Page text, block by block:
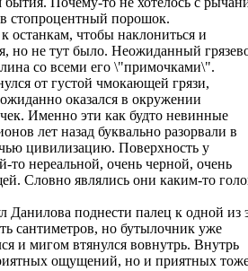
стопроцентный порошок.
останкам, чтобы наклониться и
но не тут было. Неожиданный
со всеми его \"примочками\".
от густой чмокающей грязи,
оказался в окружении
Именно эти как будто невинные
лет назад буквально разорвали в
цивилизацию. Поверхность у
то нереальной, очень черной, очень
Словно являлись они каким-то
Данилова поднести палец к одной из
сантиметров, но бутылочник уже
и мигом втянулся вовнутрь. Внутрь
ощущений, но и приятных